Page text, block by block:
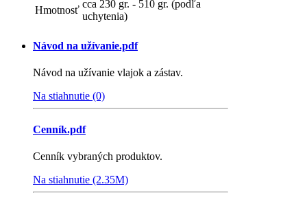
Hmotnosť
cca 230 gr. - 510 gr. (podľa
uchytenia)
Návod na užívanie.pdf
Návod na užívanie vlajok a zástav.
Na stiahnutie (0)
Cenník.pdf
Cenník vybraných produktov.
Na stiahnutie (2.35M)